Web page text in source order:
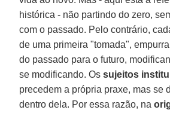
histórica - não partindo do zero,
com o passado. Pelo contrário,
de uma primeira "tomada",
do passado para o futuro,
se modificando. Ossujeitos
precedem a própria praxe, mas se
dentro dela. Por essa razão, na